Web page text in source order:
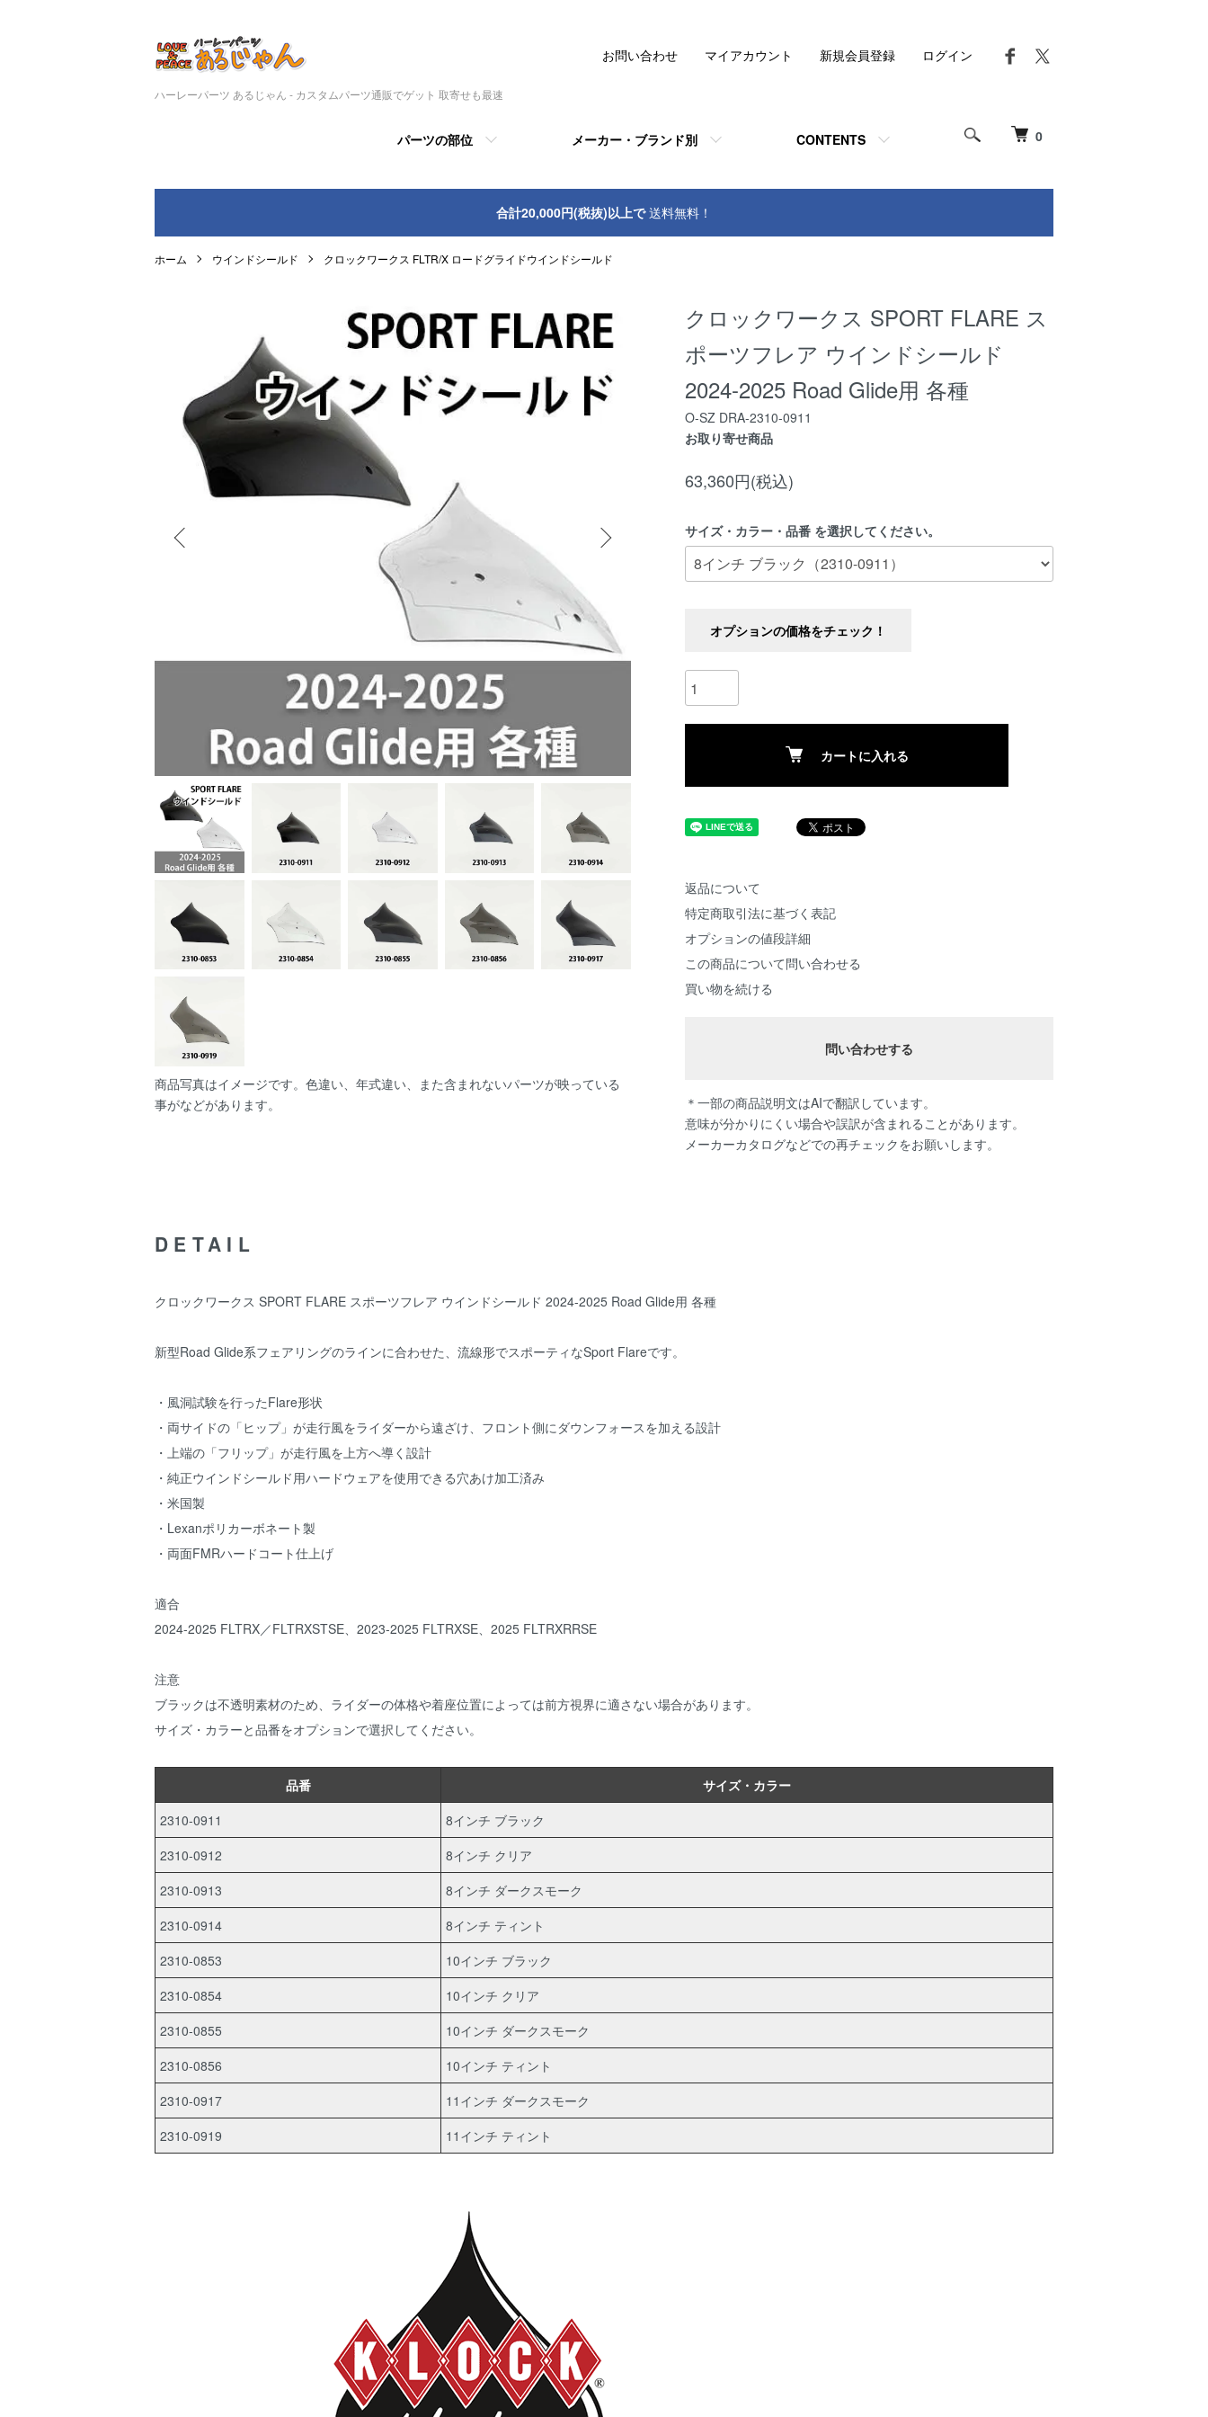
ハーレーパーツ あるじゃん - カスタムパーツ通販でゲット 取寄せも最速
0
パーツの部位 メーカー・ブランド別 CONTENTS
お問い合わせ マイアカウント 新規会員登録 ログイン
合計20,000円(税抜)以上で送料無料！
ホーム ウインドシールド クロックワークス FLTR/X ロードグライドウインドシールド
商品写真はイメージです。色違い、年式違い、また含まれないパーツが映っている
事がなどがあります。
クロックワークス SPORT FLARE ス
ポーツフレア ウインドシールド
2024-2025 Road Glide用 各種
O-SZ DRA-2310-0911
お取り寄せ商品
63,360円(税込)
サイズ・カラー・品番 を選択してください。
オプションの価格をチェック！
カートに入れる
返品について
特定商取引法に基づく表記
オプションの値段詳細
この商品について問い合わせる
買い物を続ける
問い合わせする
＊一部の商品説明文はAIで翻訳しています。
意味が分かりにくい場合や誤訳が含まれることがあります。
メーカーカタログなどでの再チェックをお願いします。
DETAIL
クロックワークス SPORT FLARE スポーツフレア ウインドシールド 2024-2025 Road Glide用 各種
新型Road Glide系フェアリングのラインに合わせた、流線形でスポーティなSport Flareです。
・風洞試験を行ったFlare形状
・両サイドの「ヒップ」が走行風をライダーから遠ざけ、フロント側にダウンフォースを加える設計
・上端の「フリップ」が走行風を上方へ導く設計
・純正ウインドシールド用ハードウェアを使用できる穴あけ加工済み
・米国製
・Lexanポリカーボネート製
・両面FMRハードコート仕上げ
適合
2024-2025 FLTRX／FLTRXSTSE、2023-2025 FLTRXSE、2025 FLTRXRRSE
注意
ブラックは不透明素材のため、ライダーの体格や着座位置によっては前方視界に適さない場合があります。
サイズ・カラーと品番をオプションで選択してください。
品番
サイズ・カラー
2310-0911
8インチ ブラック
2310-0912
8インチ クリア
2310-0913
8インチ ダークスモーク
2310-0914
8インチ ティント
2310-0853
10インチ ブラック
2310-0854
10インチ クリア
2310-0855
10インチ ダークスモーク
2310-0856
10インチ ティント
2310-0917
11インチ ダークスモーク
2310-0919
11インチ ティント